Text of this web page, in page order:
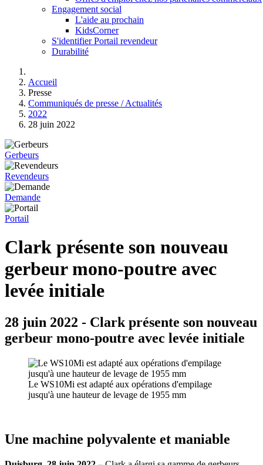
Engagement social
L'aide au prochain
KidsCorner
S'identifier Portail revendeur
Durabilité
Accueil
Presse
Communiqués de presse / Actualités
2022
28 juin 2022
Gerbeurs
Revendeurs
Demande
Portail
Clark présente son nouveau
gerbeur mono-poutre avec
levée initiale
28 juin 2022 - Clark présente son nouveau
gerbeur mono-poutre avec levée initiale
Le WS10Mi est adapté aux opérations d'empilage
jusqu'à une hauteur de levage de 1955 mm
Une machine polyvalente et maniable